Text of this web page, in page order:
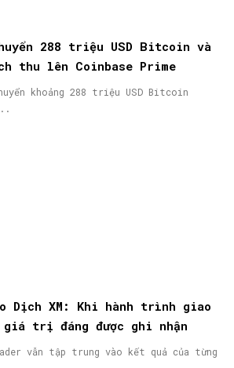
288 triệu USD Bitcoin và
thu lên Coinbase Prime
khoảng 288 triệu USD Bitcoin
Dịch XM: Khi hành trình giao
trị đáng được ghi nhận
vẫn tập trung vào kết quả của từng